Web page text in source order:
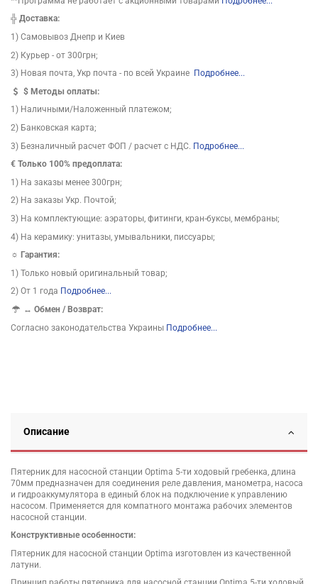
╬ Доставка:
1) Самовывоз Днепр и Киев
2) Курьер - от 300грн;
3) Новая почта, Укр почта - по всей Украине Подробнее...
$Методы оплаты:
1) Наличными/Наложенный платежом;
2) Банковская карта;
3) Безналичный расчет ФОП / расчет с НДС. Подробнее...
€ Только 100% предоплата:
1) На заказы менее 300грн;
2) На заказы Укр. Почтой;
3) На комплектующие: аэраторы, фитинги, кран-буксы, мембраны;
4) На керамику: унитазы, умывальники, писсуары;
☼ Гарантия:
1) Только новый оригинальный товар;
2) От 1 года Подробнее...
↔Обмен / Возврат:
Согласно законодательства Украины Подробнее...
Описание
Пятерник для насосной станции Optima 5-ти ходовый гребенка, длина
70мм предназначен для соединения реле давления, манометра, насоса
и гидроаккумулятора в единый блок на подключение к управлению
насосом. Применяется для компатного монтажа рабочих элементов
насосной станции.
Конструктивные особенности:
Пятерник для насосной станции Optima изготовлен из качественной
латуни.